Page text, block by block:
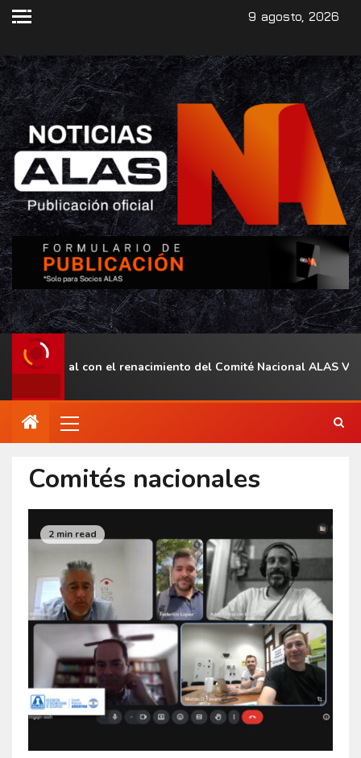
9 agosto, 2026
con el renacimiento del Comité Nacional ALAS Venezuela
Comités nacionales
2 min read